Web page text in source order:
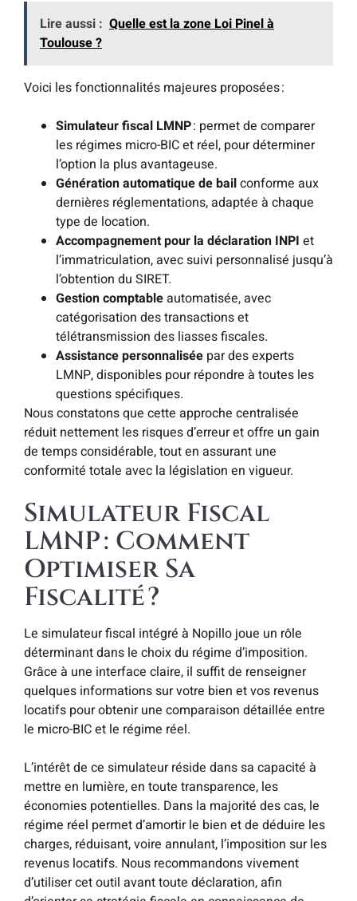
Lire aussi : Quelle est la zone Loi Pinel à
Toulouse ?
Voici les fonctionnalités majeures proposées :
Simulateur fiscal LMNP: permet de comparer
les régimes micro-BIC et réel, pour déterminer
l’option la plus avantageuse.
Génération automatique de bailconforme aux
dernières réglementations, adaptée à chaque
type de location.
Accompagnement pour la déclaration INPI et
l’immatriculation, avec suivi personnalisé jusqu’à
l’obtention du SIRET.
Gestion comptableautomatisée, avec
catégorisation des transactions et
télétransmission des liasses fiscales.
Assistance personnalisée par des experts
LMNP, disponibles pour répondre à toutes les
questions spécifiques.
Nous constatons que cette approche centralisée
réduit nettement les risques d’erreur et offre un gain
de temps considérable, tout en assurant une
conformité totale avec la législation en vigueur.
Simulateur Fiscal
LMNP : Comment
Optimiser Sa
Fiscalité ?
Le simulateur fiscal intégré à Nopillo joue un rôle
déterminant dans le choix du régime d’imposition.
Grâce à une interface claire, il suffit de renseigner
quelques informations sur votre bien et vos revenus
locatifs pour obtenir une comparaison détaillée entre
le micro-BIC et le régime réel.
L’intérêt de ce simulateur réside dans sa capacité à
mettre en lumière, en toute transparence, les
économies potentielles. Dans la majorité des cas, le
régime réel permet d’amortir le bien et de déduire les
charges, réduisant, voire annulant, l’imposition sur les
revenus locatifs. Nous recommandons vivement
d’utiliser cet outil avant toute déclaration, afin